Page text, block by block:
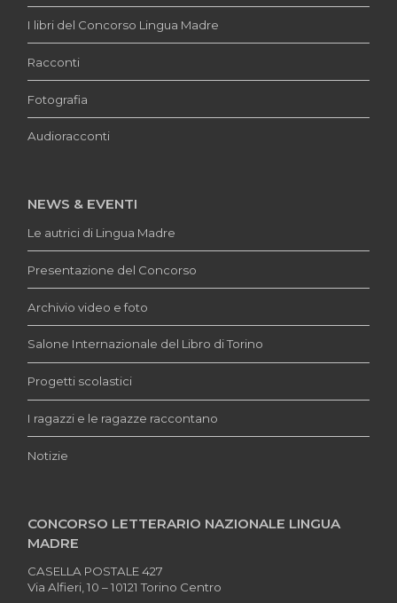
I libri del Concorso Lingua Madre
Racconti
Fotografia
Audioracconti
NEWS & EVENTI
Le autrici di Lingua Madre
Presentazione del Concorso
Archivio video e foto
Salone Internazionale del Libro di Torino
Progetti scolastici
I ragazzi e le ragazze raccontano
Notizie
CONCORSO LETTERARIO NAZIONALE LINGUA
MADRE
CASELLA POSTALE 427
Via Alfieri, 10 – 10121 Torino Centro